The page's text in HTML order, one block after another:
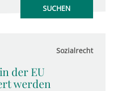
Sozialrecht
der EU
werden